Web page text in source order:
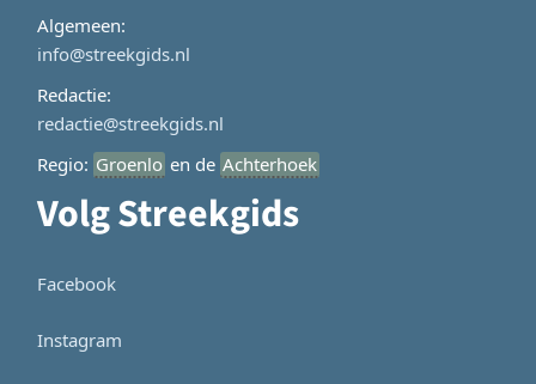
Algemeen:
info@streekgids.nl
Redactie:
redactie@streekgids.nl
Regio: Groenlo en de Achterhoek
Volg Streekgids
Facebook
Instagram